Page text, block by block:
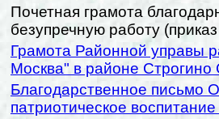
Почетная грамота
безупречную работу
Грамота Районной управы
Москва" в районе Строгино
Благодарственное письмо
патриотическое